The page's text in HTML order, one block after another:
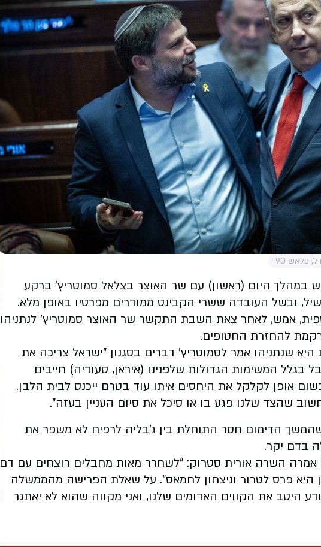
פלאש 90
במהלך היום (ראשון) עם שר האוצר בצלאל סמוטריץ' ברקע
ובשל העובדה ששרי הקבינט ממודרים מפרטיו באופן מלא.
אמש, לאחר צאת השבת התקשר שר האוצר סמוטריץ' לנתניהו
להחזרת החטופים.
שנתניהו אמר לסמוטריץ' דברים בסגנון "ישראל צריכה את
המשימות הגדולות שלפנינו (איראן, סעודיה) חייבים
אופן לקלקל את היחסים איתו עוד בטרם ייכנס לבית הלבן.
שהצד שלנו פגע בו או סיכל את סיום העניין בעזה".
שהמשך הדימום חסר התוחלת בין ג'בליה לרפיח לא משפר את
בדם יקר.
אמרה השרה אורית סטרוק: "לשחרר מאות מחבלים רוצחים עם דם
היא פרס לטרור וניצחון לחמאס". על שאלת הפרישה מהממשלה
היטב את הקווים האדומים שלנו, ואני מקווה שהוא לא יאתגר